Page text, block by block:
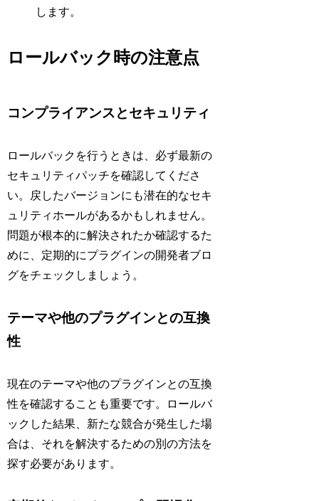
します。
ロールバック時の注意点
コンプライアンスとセキュリティ
ロールバックを行うときは、必ず最新の
セキュリティパッチを確認してくださ
い。戻したバージョンにも潜在的なセキ
ュリティホールがあるかもしれません。
問題が根本的に解決されたか確認するた
めに、定期的にプラグインの開発者ブロ
グをチェックしましょう。
テーマや他のプラグインとの互換
性
現在のテーマや他のプラグインとの互換
性を確認することも重要です。ロールバ
ックした結果、新たな競合が発生した場
合は、それを解決するための別の方法を
探す必要があります。